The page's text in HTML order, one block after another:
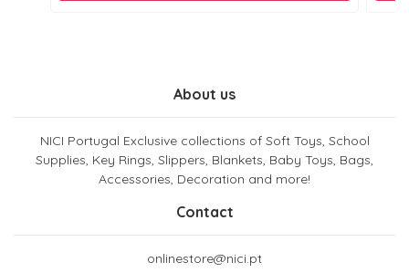
About us
NICI Portugal Exclusive collections of Soft Toys, School
Supplies, Key Rings, Slippers, Blankets, Baby Toys, Bags,
Accessories, Decoration and more!
Contact
onlinestore@nici.pt